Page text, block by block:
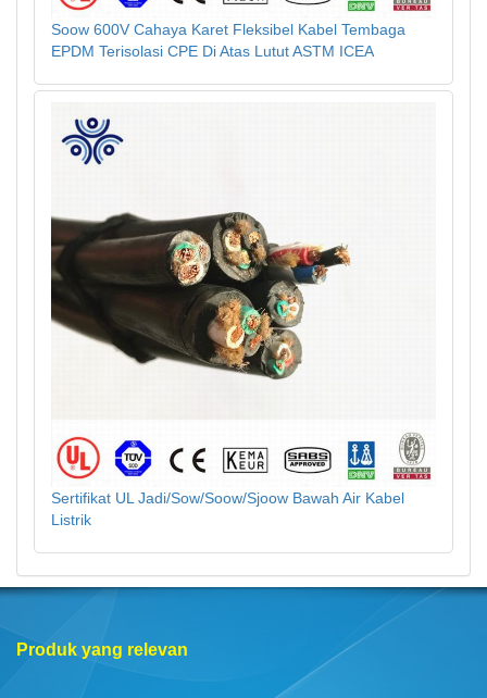
Soow 600V Cahaya Karet Fleksibel Kabel Tembaga
EPDM Terisolasi CPE Di Atas Lutut ASTM ICEA
Sertifikat UL Jadi/Sow/Soow/Sjoow Bawah Air Kabel
Listrik
Produk yang relevan